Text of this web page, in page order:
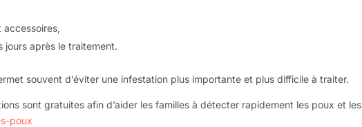
jours après le traitement.
souvent d’éviter une infestation plus importante et plus difficile à traiter.
sont gratuites afin d’aider les familles à détecter rapidement les poux et les
poux